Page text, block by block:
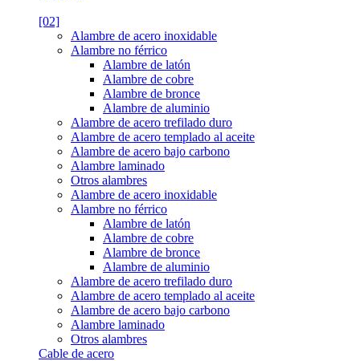
[02]
Alambre de acero inoxidable
Alambre no férrico
Alambre de latón
Alambre de cobre
Alambre de bronce
Alambre de aluminio
Alambre de acero trefilado duro
Alambre de acero templado al aceite
Alambre de acero bajo carbono
Alambre laminado
Otros alambres
Alambre de acero inoxidable
Alambre no férrico
Alambre de latón
Alambre de cobre
Alambre de bronce
Alambre de aluminio
Alambre de acero trefilado duro
Alambre de acero templado al aceite
Alambre de acero bajo carbono
Alambre laminado
Otros alambres
Cable de acero